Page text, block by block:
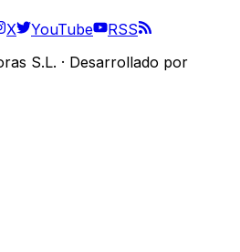
X YouTube
RSS
S.L. · Desarrollado por